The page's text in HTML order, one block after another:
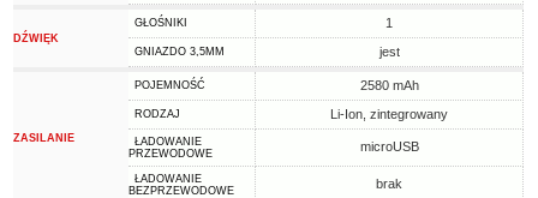
DŹWIĘK
GŁOŚNIKI 1
GNIAZDO 3,5MM jest
ZASILANIE
POJEMNOŚĆ 2580 mAh
RODZAJ Li-Ion, zintegrowany
ŁADOWANIE
PRZEWODOWE
microUSB
ŁADOWANIE
BEZPRZEWODOWE
brak